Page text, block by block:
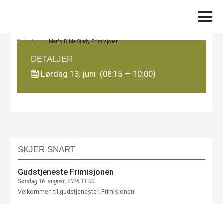
Kalender > Men's Bible Study Frimisjonen
DETALJER
Lørdag 13. juni (08:15 — 10:00)
SKJER SNART
Gudstjeneste Frimisjonen
Søndag 16. august, 2026 11:00
Velkommen til gudstjeneste i Frimisjonen!